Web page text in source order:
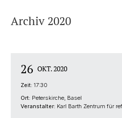
Archiv 2020
26 OKT. 2020
Zeit: 17:30
Ort: Peterskirche, Basel
Veranstalter: Karl Barth Zentrum für